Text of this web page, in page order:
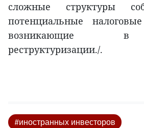
сложные структуры
потенциальные налоговые
возникающие в
реструктуризации./.
#иностранных инвесторов